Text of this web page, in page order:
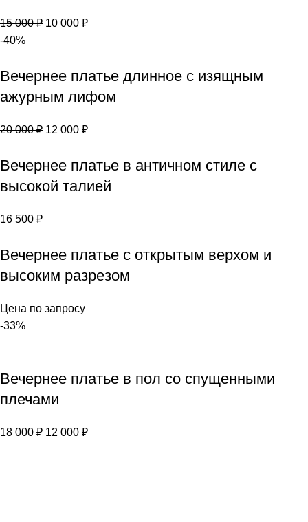
15 000₽ 10 000 ₽
-40%
Вечернее платье длинное с изящным
ажурным лифом
20 000₽ 12 000 ₽
Вечернее платье в античном стиле с
высокой талией
16 500 ₽
Вечернее платье с открытым верхом и
высоким разрезом
Цена по запросу
-33%
Вечернее платье в пол со спущенными
плечами
18 000₽ 12 000 ₽